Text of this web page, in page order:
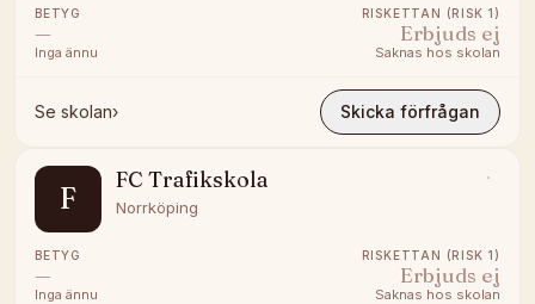
BETYG
—
Inga ännu
RISKETTAN (RISK 1)
Erbjuds ej
Saknas hos skolan
Se skolan› Skicka förfrågan
F
FC Trafikskola
Norrköping
BETYG
—
Inga ännu
RISKETTAN (RISK 1)
Erbjuds ej
Saknas hos skolan